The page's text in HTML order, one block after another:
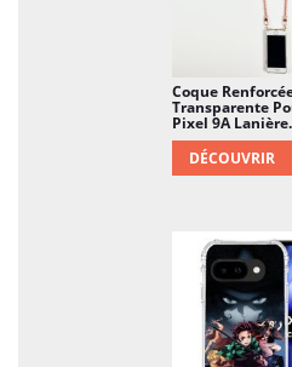
Coque
Transparente
Pixel 9A
DÉCOUVRIR